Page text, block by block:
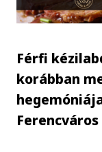
Férfi
korábban